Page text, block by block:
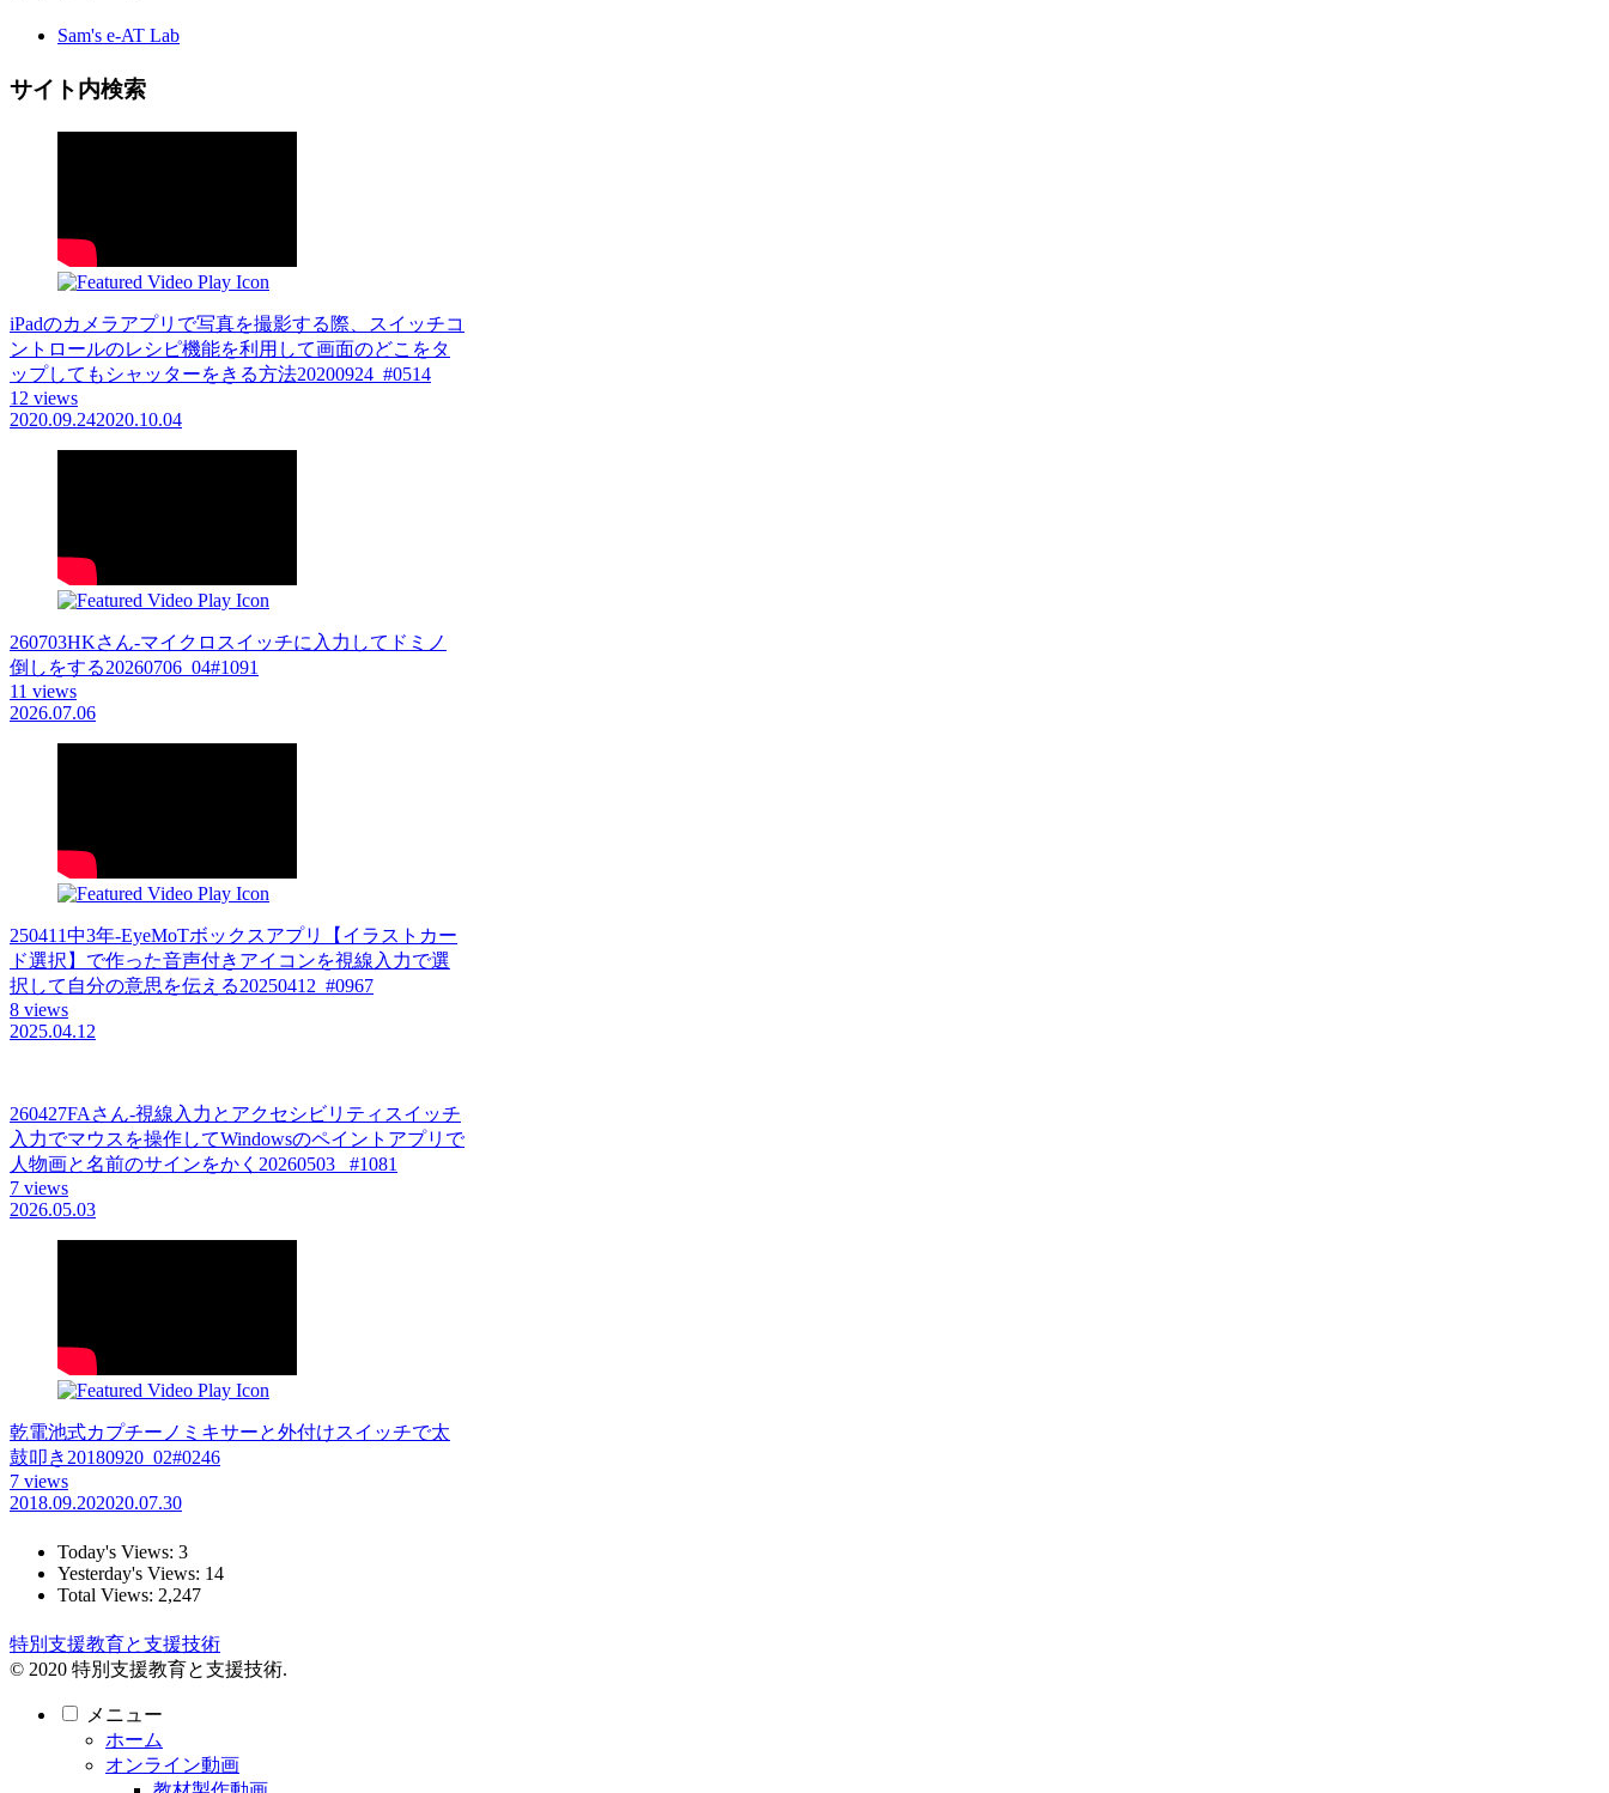
Sam's e-AT Lab
サイト内検索
iPadのカメラアプリで写真を撮影する際、スイッチコ
ントロールのレシピ機能を利用して画面のどこをタ
ップしてもシャッターをきる方法20200924_#0514
12 views
2020.09.242020.10.04
260703HKさん-マイクロスイッチに入力してドミノ
倒しをする20260706_04#1091
11 views
2026.07.06
250411中3年-EyeMoTボックスアプリ【イラストカー
ド選択】で作った音声付きアイコンを視線入力で選
択して自分の意思を伝える20250412_#0967
8 views
2025.04.12
260427FAさん-視線入力とアクセシビリティスイッチ
入力でマウスを操作してWindowsのペイントアプリで
人物画と名前のサインをかく20260503_ #1081
7 views
2026.05.03
乾電池式カプチーノミキサーと外付けスイッチで太
鼓叩き20180920_02#0246
7 views
2018.09.202020.07.30
Today's Views: 3
Yesterday's Views: 14
Total Views: 2,247
特別支援教育と支援技術
© 2020 特別支援教育と支援技術.
メニュー
ホーム
オンライン動画